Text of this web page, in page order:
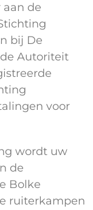
de
bij De
Autoriteit
voor
wordt uw
de
Bolke
ruiterkampen